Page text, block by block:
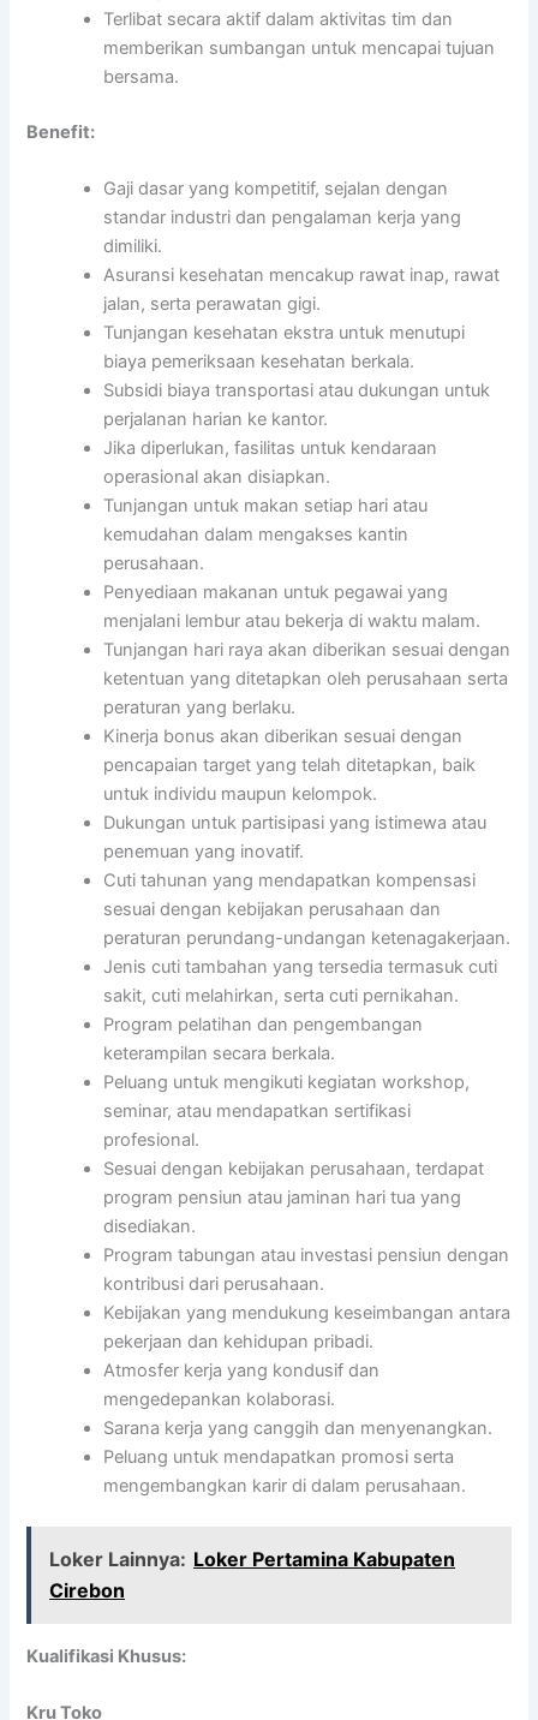
Terlibat secara aktif dalam aktivitas tim dan
memberikan sumbangan untuk mencapai tujuan
bersama.
Benefit:
Gaji dasar yang kompetitif, sejalan dengan
standar industri dan pengalaman kerja yang
dimiliki.
Asuransi kesehatan mencakup rawat inap, rawat
jalan, serta perawatan gigi.
Tunjangan kesehatan ekstra untuk menutupi
biaya pemeriksaan kesehatan berkala.
Subsidi biaya transportasi atau dukungan untuk
perjalanan harian ke kantor.
Jika diperlukan, fasilitas untuk kendaraan
operasional akan disiapkan.
Tunjangan untuk makan setiap hari atau
kemudahan dalam mengakses kantin
perusahaan.
Penyediaan makanan untuk pegawai yang
menjalani lembur atau bekerja di waktu malam.
Tunjangan hari raya akan diberikan sesuai dengan
ketentuan yang ditetapkan oleh perusahaan serta
peraturan yang berlaku.
Kinerja bonus akan diberikan sesuai dengan
pencapaian target yang telah ditetapkan, baik
untuk individu maupun kelompok.
Dukungan untuk partisipasi yang istimewa atau
penemuan yang inovatif.
Cuti tahunan yang mendapatkan kompensasi
sesuai dengan kebijakan perusahaan dan
peraturan perundang-undangan ketenagakerjaan.
Jenis cuti tambahan yang tersedia termasuk cuti
sakit, cuti melahirkan, serta cuti pernikahan.
Program pelatihan dan pengembangan
keterampilan secara berkala.
Peluang untuk mengikuti kegiatan workshop,
seminar, atau mendapatkan sertifikasi
profesional.
Sesuai dengan kebijakan perusahaan, terdapat
program pensiun atau jaminan hari tua yang
disediakan.
Program tabungan atau investasi pensiun dengan
kontribusi dari perusahaan.
Kebijakan yang mendukung keseimbangan antara
pekerjaan dan kehidupan pribadi.
Atmosfer kerja yang kondusif dan
mengedepankan kolaborasi.
Sarana kerja yang canggih dan menyenangkan.
Peluang untuk mendapatkan promosi serta
mengembangkan karir di dalam perusahaan.
Loker Lainnya: Loker Pertamina Kabupaten
Cirebon
Kualifikasi Khusus:
Kru Toko